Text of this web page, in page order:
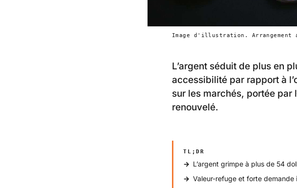
Image d'illustration. Arrangement
L’argent séduit de plus en
accessibilité par rapport à
sur les marchés, portée par
renouvelé.
TL;DR
L’argent grimpe à plus de 54
Valeur-refuge et forte demande